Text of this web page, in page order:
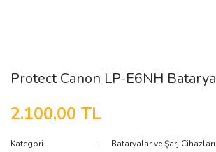
Protect Canon LP-E6NH Batarya
2.100,00 TL
Kategori
Bataryalar ve Şarj Cihazları